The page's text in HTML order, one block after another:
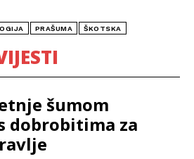
PRAŠUMA ŠKOTSKA
šumom
dobrobitima za